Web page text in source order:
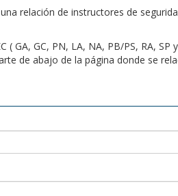
relación de instructores de
GA, GC, PN, LA, NA, PB/PS, RA,
de abajo de la página donde se